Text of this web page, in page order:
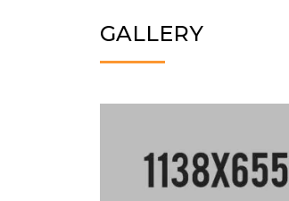
GALLERY